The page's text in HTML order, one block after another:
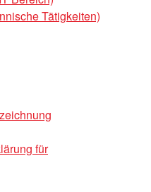
Tätigkeiten)
für